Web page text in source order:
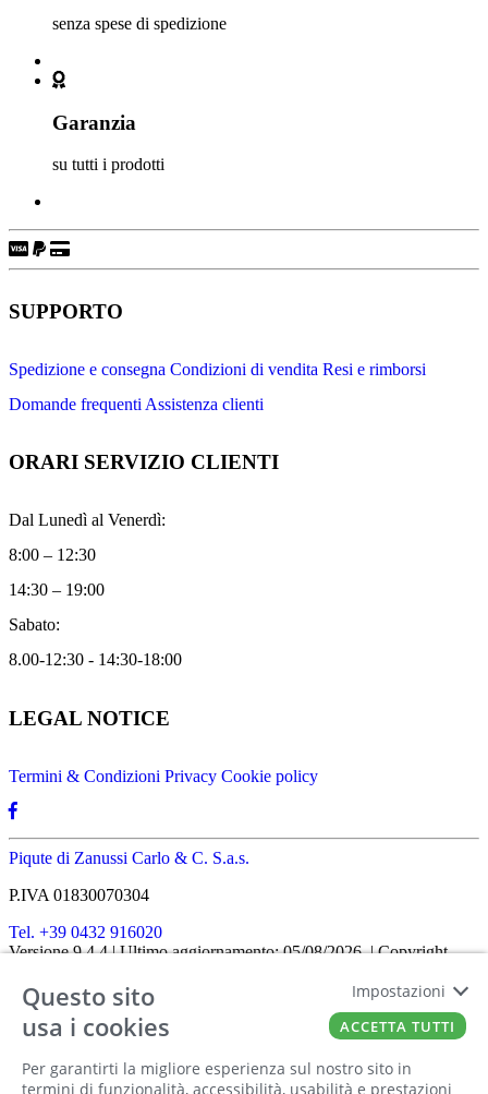
senza spese di spedizione
Garanzia
su tutti i prodotti
SUPPORTO
Spedizione e consegna Condizioni di vendita Resi e rimborsi
Domande frequenti Assistenza clienti
ORARI SERVIZIO CLIENTI
Dal Lunedì al Venerdì:
8:00 – 12:30
14:30 – 19:00
Sabato:
8.00-12:30 - 14:30-18:00
LEGAL NOTICE
Termini & Condizioni Privacy Cookie policy
Piqute di Zanussi Carlo & C. S.a.s.
P.IVA 01830070304
Tel. +39 0432 916020
Versione 9.4.4 | Ultimo aggiornamento: 05/08/2026 | Copyright
Home| Chi siamo| Approfondimenti
FATTO CON IL
DA EUROBUSINESS
Ciao! Stai usando un browser non più
supportato! Per fruire al meglio di questo
Questo sito
usa i cookies
Per garantirti la migliore esperienza sul nostro sito in
termini di funzionalità, accessibilità, usabilità e prestazioni
Impostazioni
ACCETTA TUTTI